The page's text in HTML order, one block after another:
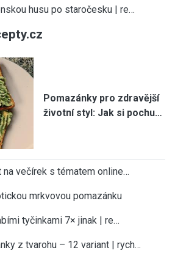
husu po staročesku | re…
Pomazánky pro zdravější
životní styl: Jak si pochu…
na večírek s tématem online…
mrkvovou pomazánku
tyčinkami 7× jinak | re…
z tvarohu – 12 variant | rych…